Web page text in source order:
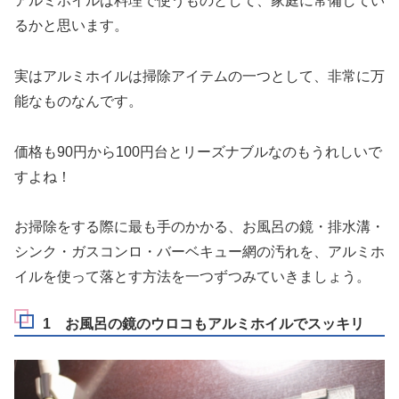
るかと思います。
実はアルミホイルは掃除アイテムの一つとして、非常に万
能なものなんです。
価格も90円から100円台とリーズナブルなのもうれしいで
すよね！
お掃除をする際に最も手のかかる、 お風呂の鏡・排水溝・
シンク・ガスコンロ・バーベキュー網の汚れを、アルミホ
イルを使って落とす方法を一つずつみていきましょう。
1 お風呂の鏡のウロコもアルミホイルでスッキリ